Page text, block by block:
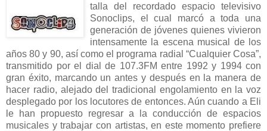
talla del recordado espacio televisivo
Sonoclips, el cual marcó a toda una
generación de jóvenes quienes vivieron
intensamente la escena musical de los
años 80 y 90, así como el programa radial “Cualquier Cosa”,
transmitido por el dial de 107.3FM entre 1992 y 1994 con
gran éxito, marcando un antes y después en la manera de
hacer radio, alejado del tradicional engolamiento en la voz
desplegado por los locutores de entonces. Aún cuando a Eli
le han propuesto regresar a la conducción de espacios
musicales y trabajar con artistas, en este momento prefiere